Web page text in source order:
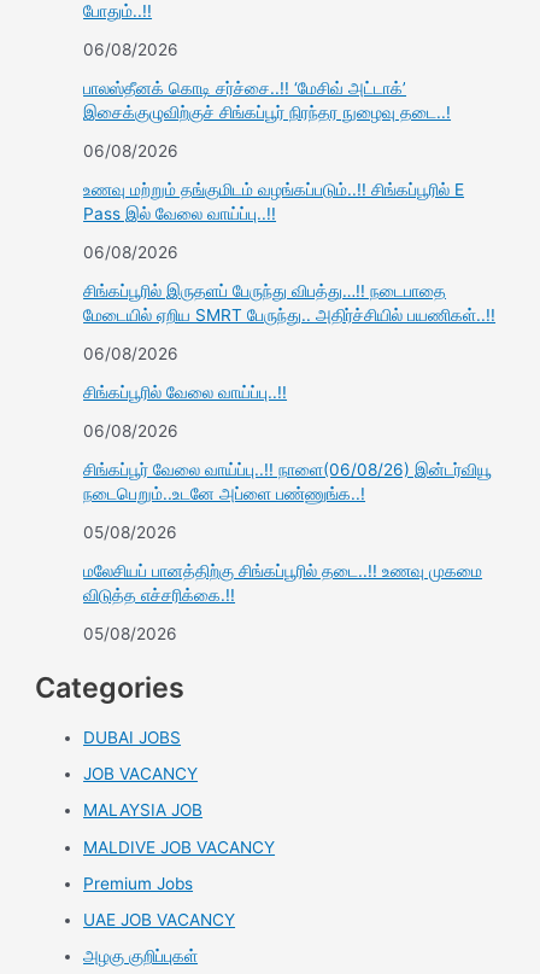
போதும்..!!
06/08/2026
பாலஸ்தீனக் கொடி சர்ச்சை..!! ‘மேசிவ் அட்டாக்’
இசைக்குழுவிற்குச் சிங்கப்பூர் நிரந்தர நுழைவு தடை..!
06/08/2026
உணவு மற்றும் தங்குமிடம் வழங்கப்படும்..!! சிங்கப்பூரில் E
Pass இல் வேலை வாய்ப்பு..!!
06/08/2026
சிங்கப்பூரில் இருதளப் பேருந்து விபத்து…!! நடைபாதை
மேடையில் ஏறிய SMRT பேருந்து.. அதிர்ச்சியில் பயணிகள்..!!
06/08/2026
சிங்கப்பூரில் வேலை வாய்ப்பு..!!
06/08/2026
சிங்கப்பூர் வேலை வாய்ப்பு..!! நாளை(06/08/26) இன்டர்வியூ
நடைபெறும்..உடனே அப்ளை பண்ணுங்க..!
05/08/2026
மலேசியப் பானத்திற்கு சிங்கப்பூரில் தடை..!! உணவு முகமை
விடுத்த எச்சரிக்கை.!!
05/08/2026
Categories
DUBAI JOBS
JOB VACANCY
MALAYSIA JOB
MALDIVE JOB VACANCY
Premium Jobs
UAE JOB VACANCY
அழகு குறிப்புகள்